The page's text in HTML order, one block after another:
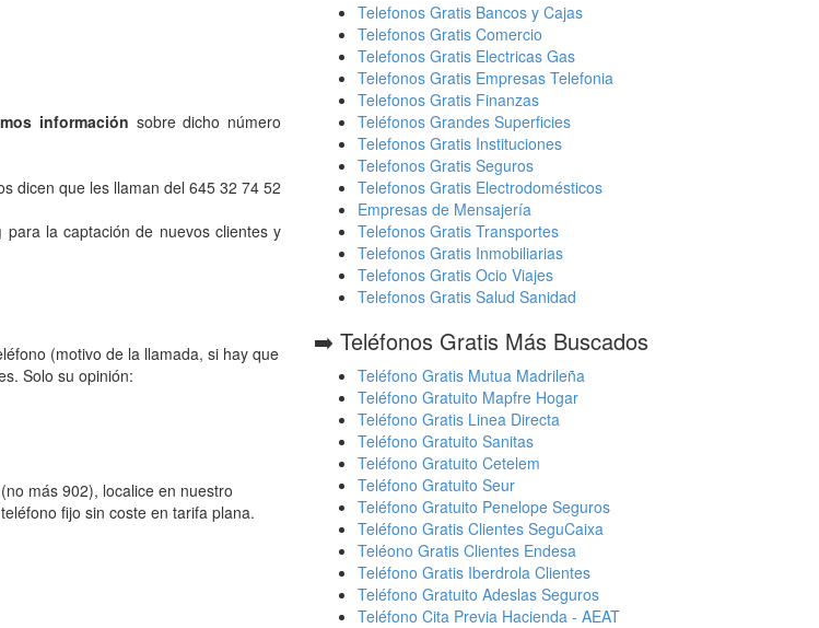
información sobre dicho número
dicen que les llaman del 645 32 74 52
para la captación de nuevos clientes y
(motivo de la llamada, si hay que
Solo su opinión:
más 902), localice en nuestro
fijo sin coste en tarifa plana.
Telefonos Gratis Bancos y Cajas
Telefonos Gratis Comercio
Telefonos Gratis Electricas Gas
Telefonos Gratis Empresas Telefonia
Telefonos Gratis Finanzas
Teléfonos Grandes Superficies
Telefonos Gratis Instituciones
Telefonos Gratis Seguros
Telefonos Gratis Electrodomésticos
Empresas de Mensajería
Telefonos Gratis Transportes
Telefonos Gratis Inmobiliarias
Telefonos Gratis Ocio Viajes
Telefonos Gratis Salud Sanidad
➡️ Teléfonos Gratis Más Buscados
Teléfono Gratis Mutua Madrileña
Teléfono Gratuito Mapfre Hogar
Teléfono Gratis Linea Directa
Teléfono Gratuito Sanitas
Teléfono Gratuito Cetelem
Teléfono Gratuito Seur
Teléfono Gratuito Penelope Seguros
Teléfono Gratis Clientes SeguCaixa
Teléono Gratis Clientes Endesa
Teléfono Gratis Iberdrola Clientes
Teléfono Gratuito Adeslas Seguros
Teléfono Cita Previa Hacienda - AEAT